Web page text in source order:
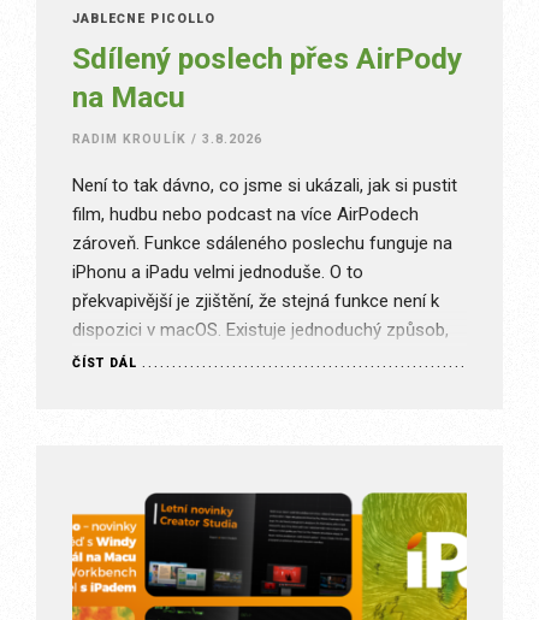
JABLEČNÉ PICOLLO
Sdílený poslech přes AirPody
na Macu
RADIM KROULÍK / 3.8.2026
Není to tak dávno, co jsme si ukázali, jak si pustit
film, hudbu nebo podcast na více AirPodech
zároveň. Funkce sdáleného poslechu funguje na
iPhonu a iPadu velmi jednoduše. O to
překvapivější je zjištění, že stejná funkce není k
dispozici v macOS. Existuje jednoduchý způsob,
jak tuto funkci nastavit jinak a vy tak s nemusíte…
ČÍST DÁL